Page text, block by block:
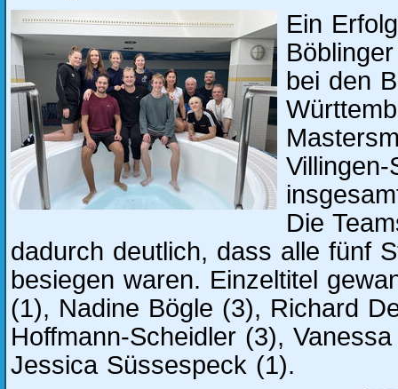
Ein
bei den
Villingen-
Die
dadurch deutlich, dass alle fünf
besiegen waren. Einzeltitel
(1), Nadine Bögle (3), Richard
Hoffmann-Scheidler (3),
Jessica Süssespeck (1).